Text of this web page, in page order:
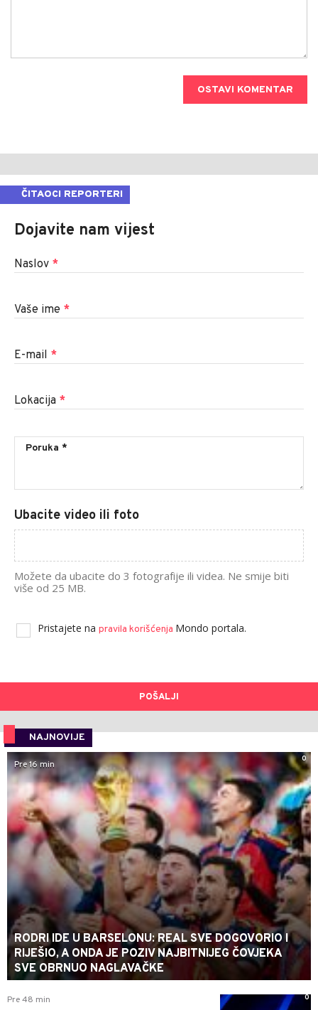
OSTAVI KOMENTAR
ČITAOCI REPORTERI
Dojavite nam vijest
Naslov *
Vaše ime *
E-mail *
Lokacija *
Ubacite video ili foto
Možete da ubacite do 3 fotografije ili videa. Ne smije biti
više od 25 MB.
Pristajete na pravila korišćenja Mondo portala.
POŠALJI
NAJNOVIJE
0
Pre 16 min
RODRI IDE U BARSELONU: REAL SVE DOGOVORIO I
RIJEŠIO, A ONDA JE POZIV NAJBITNIJEG ČOVJEKA
SVE OBRNUO NAGLAVAČKE
0
Pre 48 min